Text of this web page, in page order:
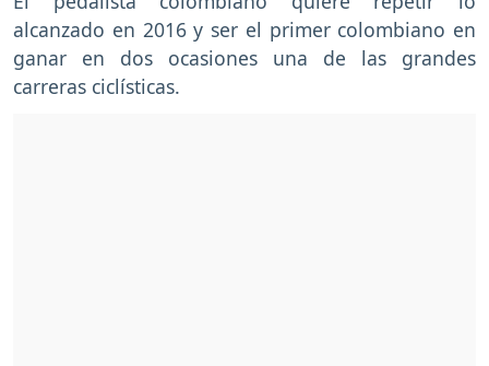
alcanzado en 2016 y ser el primer colombiano en
ganar en dos ocasiones una de las grandes
carreras ciclísticas.